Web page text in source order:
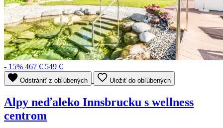
- 15% 467 € 549 €
Odstrániť z obľúbených Uložiť do obľúbených
Alpy neďaleko Innsbrucku s wellness
centrom